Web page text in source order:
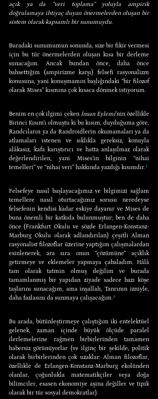
açık ya da “veri toplama” yoluyla ampirik
doğrulamaya ihtiyaç duyan önermelerden oluşan bir
sistem olarak kapsamlı bir sunumuydu.
Buradaki sunumumun sonunda, size bir fikir vermesi
için bu tür önermelerden oluşan kısa bir derleme
sunacağım. Ancak bundan önce, daha önce
bahsettiğim (ampirizme karşı) felsefi rasyonalizm
konusuna, yani konuşmamın başlığındaki “bir filozof
olarak Mises” kısmına çok kısaca dönmek istiyorum.
Benim en çok ilgimi çeken İnsan Eylemi’nin özellikle
Birinci Kısım’ı olmuştu ki bu kısım, duyduğuma göre,
Randcıların ya da Randroidlerin okumamaları ya da
atlamaları istenen ve sıklıkla gereksiz, konuyla
alâkasız, kafa karıştırıcı ve hatta anlaşılmaz olarak
değerlendirilen, yani Mises’in bilginin “nihai
temelleri” ve “nihai veri” hakkında yazdığı kısımdır.¹
Felsefeye nasıl başlayacağımız ve bilgimizi sağlam
temellere nasıl oturtacağımız sorusu neredeyse
felsefenin kendisi kadar eskiye dayanır ve Mises de
buna önemli bir katkıda bulunmuştur; ben de daha
önce (Frankfurt Okulu ve sözde Erlangen-Konstanz-
Marburg Okulu olarak adlandırılan) çeşitli Alman
rasyonalist filozoflar üzerine yaptığım çalışmalardan
esinlenerek, ara sıra onun “çözümüne” açıklık
getirmeye ve eklemeler yapmaya çabaladım. Hâlâ
tam olarak tatmin olmuş değilim ve burada
tamamlanmış bir yapıdan ziyade sadece bazı köşe
taşlarını sunacağım, ama inşallah, Tanrının izniyle,
daha fazlasını da sunmaya çalışacağım.²
Bu arada, bütünleştirmeye çalıştığım iki entelektüel
gelenek, zaman içinde büyük ölçüde paralel
ilerlemelerine rağmen birbirlerinden tamamen
habersiz görünüyorlar (ve ilginç bir şekilde, politik
olarak birbirlerinden çok uzaklar: Alman filozoflar,
özellikle de Erlangen-Konstanz-Marburg ekolünden
olanlar, çoğunlukla matematikçiler veya doğa
bilimciler, esasen ekonomiye aşina değiller ve tipik
olarak bir tür sosyal demokratlar).